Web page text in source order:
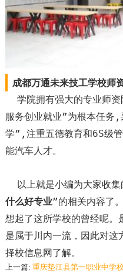
成都万通未来技工学校师
学院拥有强大的专业师资
服务创业就业”为根本任务
学”,注重五德教育和6S级
能汽车人才。
以上就是小编为大家收集
什么好专业”的相关内容了
想起了这所学校的曾经呢。
是属于川内一流，因此对这
择校信息网了解。
上一篇: 重庆垫江县第一职业中学